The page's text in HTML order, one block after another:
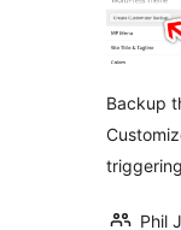
Backup
Phil